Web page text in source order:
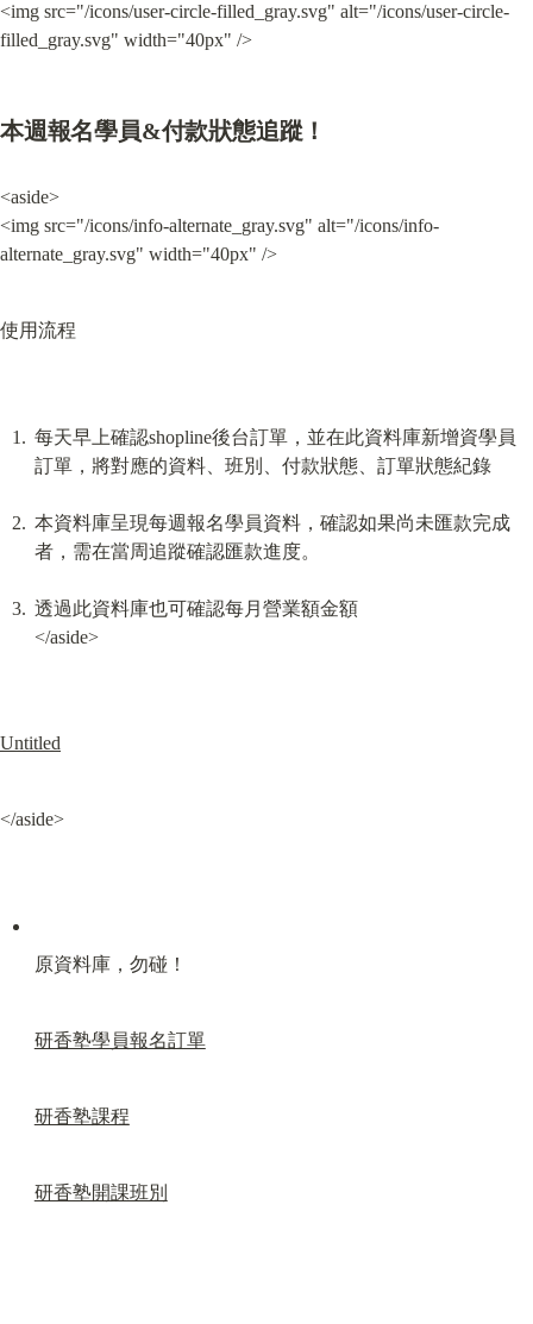
<img src="/icons/user-circle-filled_gray.svg" alt="/icons/user-circle-
filled_gray.svg" width="40px" />
本週報名學員&付款狀態追蹤！
<aside>
<img src="/icons/info-alternate_gray.svg" alt="/icons/info-
alternate_gray.svg" width="40px" />
使用流程
每天早上確認shopline後台訂單，並在此資料庫新增資學員
訂單，將對應的資料、班別、付款狀態、訂單狀態紀錄
本資料庫呈現每週報名學員資料，確認如果尚未匯款完成
者，需在當周追蹤確認匯款進度。
透過此資料庫也可確認每月營業額金額
</aside>
Untitled
</aside>
原資料庫，勿碰！
研香塾學員報名訂單
研香塾課程
研香塾開課班別